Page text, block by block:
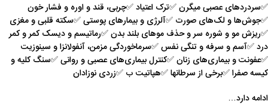
✅سردردهای عصبی میگرن ✅ترک اعتیاد ✅چربی، قند و اوره و فشار خون
✅جوش‌ها و لک‌های صورت ✅آلرژی و بیمارهای پوستی ✅سکته قلبی و مغزی
✅ریزش مو و شوره سر و حذف موهای بلند بدن ✅رماتیسم و دیسک کمر و کمر
درد ✅آسم و سرفه و تنگی نفس ✅سرماخوردگی مزمن، آنفولانزا و سینوزیت
✅عفونت و بیماری‌های زنان ✅کنترل بیماری‌های عصبی و روانی ✅سنگ کلیه و
کیسه صفرا ✅برخی از سرطانها ✅هپاتیت ب ✅زردی نوزادان
ادامه دارد…